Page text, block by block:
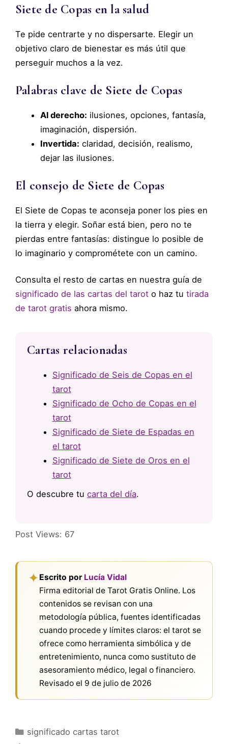
Siete de Copas en la salud
Te pide centrarte y no dispersarte. Elegir un
objetivo claro de bienestar es más útil que
perseguir muchos a la vez.
Palabras clave de Siete de Copas
Al derecho: ilusiones, opciones, fantasía,
imaginación, dispersión.
Invertida: claridad, decisión, realismo,
dejar las ilusiones.
El consejo de Siete de Copas
El Siete de Copas te aconseja poner los pies en
la tierra y elegir. Soñar está bien, pero no te
pierdas entre fantasías: distingue lo posible de
lo imaginario y comprométete con un camino.
Consulta el resto de cartas en nuestra guía de
significado de las cartas del tarot o haz tu tirada
de tarot gratis ahora mismo.
Cartas relacionadas
Significado de Seis de Copas en el
tarot
Significado de Ocho de Copas en el
tarot
Significado de Siete de Espadas en
el tarot
Significado de Siete de Oros en el
tarot
O descubre tucarta del día.
Post Views: 67
✦Escrito por Lucía Vidal
Firma editorial de Tarot Gratis Online. Los
contenidos se revisan con una
metodología pública, fuentes identificadas
cuando procede y límites claros: el tarot se
ofrece como herramienta simbólica y de
entretenimiento, nunca como sustituto de
asesoramiento médico, legal o financiero.
Revisado el 9 de julio de 2026
Categorías
significado cartas tarot